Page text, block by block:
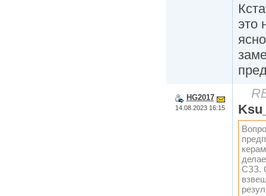
это
HG2017
14.08.2023 16:15
СЗЗ.